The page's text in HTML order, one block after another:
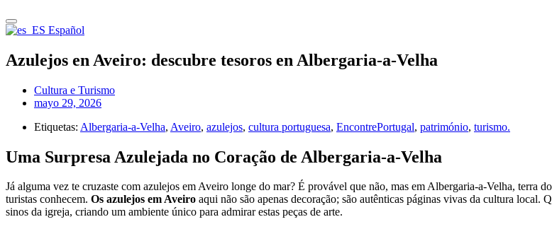
Español
Azulejos en Aveiro: descubre tesoros en Albergaria-a-Velha
Cultura e Turismo
mayo 29, 2026
Etiquetas: Albergaria-a-Velha, Aveiro, azulejos, cultura portuguesa, EncontrePortugal, património, turismo.
Uma Surpresa Azulejada no Coração de Albergaria-a-Velha
Já alguma vez te cruzaste com azulejos em Aveiro longe do mar? É provável que não, mas em Albergaria-a-Velha, terra
turistas conhecem. Os azulejos em Aveiro aqui não são apenas decoração; são autênticas páginas vivas da cultura
sinos da igreja, criando um ambiente único para admirar estas peças de arte.